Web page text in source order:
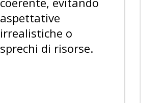
aspettative
irrealistiche o
sprechi di risorse.